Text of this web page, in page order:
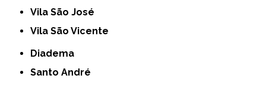
Vila São José
Vila São Vicente
Diadema
Santo André